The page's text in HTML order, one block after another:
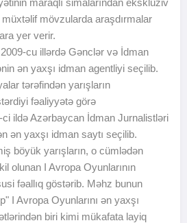
maraqlı simalarından eksklüziv
müxtəlif mövzularda araşdırmalar
yer verir.
cu illərdə Gənclər və İdman
ən yaxşı idman agentliyi seçilib.
tərəfindən yarışların
fəaliyyətə görə
ci ildə Azərbaycan İdman Jurnalistləri
ən yaxşı idman saytı seçilib.
böyük yarışların, o cümlədən
olunan I Avropa Oyunlarının
fəallıq göstərib. Məhz bunun
I Avropa Oyunlarını ən yaxşı
biri kimi mükafata layiq